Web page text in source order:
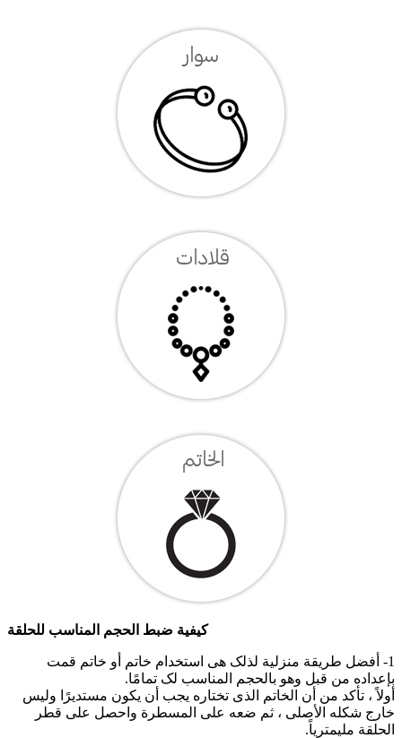
کیفیة ضبط الحجم المناسب للحلقة
1- أفضل طریقة منزلیة لذلک هی استخدام خاتم أو خاتم قمت
بإعداده من قبل وهو بالحجم المناسب لک تمامًا.
أولاً ، تأکد من أن الخاتم الذی تختاره یجب أن یکون مستدیرًا ولیس
خارج شکله الأصلی ، ثم ضعه على المسطرة واحصل على قطر
الحلقة ملیمتریاً.